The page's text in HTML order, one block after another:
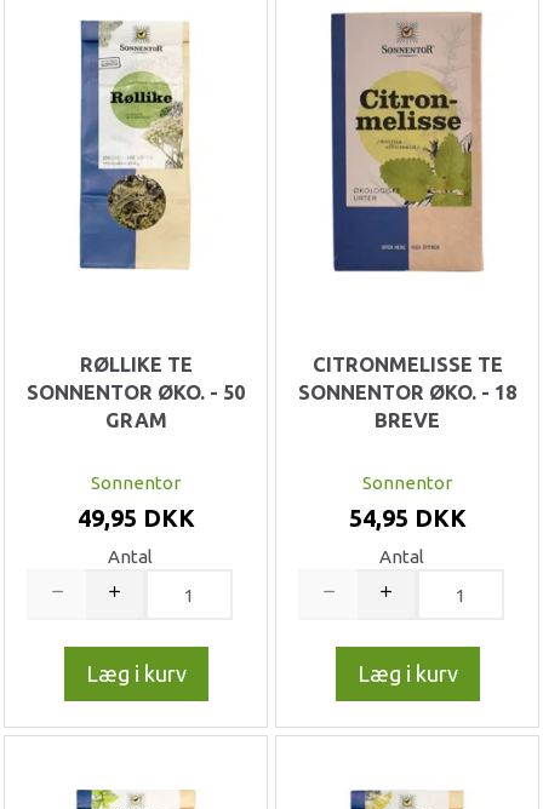
RØLLIKE TE
SONNENTOR ØKO. - 50
GRAM
Sonnentor
49,95 DKK
Antal
Læg i kurv
CITRONMELISSE TE
SONNENTOR ØKO. - 18
BREVE
Sonnentor
54,95 DKK
Antal
Læg i kurv